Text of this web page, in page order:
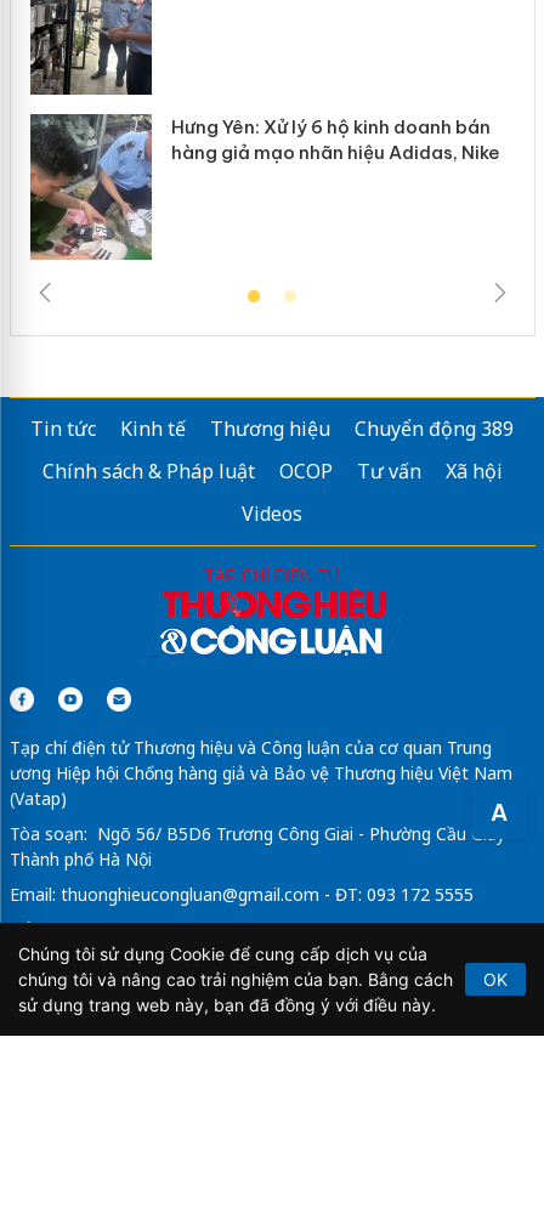
A
Hưng Yên: Xử lý 6 hộ kinh doanh bán
hàng giả mạo nhãn hiệu Adidas, Nike
Tin tức Kinh tế Thương hiệu
Chuyển động 389
Chính sách & Pháp luật
OCOP Tư vấn
Xã hội
Videos
Tạp chí điện tử Thương hiệu và Công luận của cơ quan Trung
ương Hiệp hội Chống hàng giả và Bảo vệ Thương hiệu Việt Nam
(Vatap)
Tòa soạn: Ngõ 56/ B5D6 Trương Công Giai - Phường Cầu Giấy -
Thành phố Hà Nội
Email: thuonghieucongluan@gmail.com - ĐT: 093 172 5555
Tổng Biên Tập: Vũ Đức Thuận
Giấy phép hoạt động báo chí điện tử số 64/GP-BTTTT do Bộ
Thông tin và Truyền thông cấp ngày 21/2/2020.
Chúng tôi sử dụng Cookie để cung cấp dịch vụ của
chúng tôi và nâng cao trải nghiệm của bạn. Bằng cách
sử dụng trang web này, bạn đã đồng ý với điều này.
OK